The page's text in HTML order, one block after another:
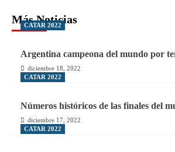
Más Noticias
CATAR 2022
Argentina campeona del mundo por
diciembre 18, 2022
CATAR 2022
Números históricos de las finales del
diciembre 17, 2022
CATAR 2022